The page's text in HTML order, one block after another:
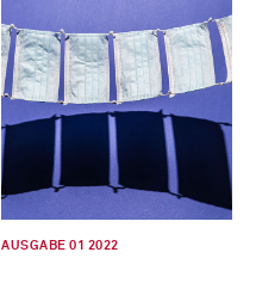
AUSGABE 01 2022